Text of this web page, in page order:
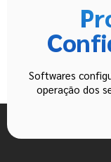
Softwares
operação dos